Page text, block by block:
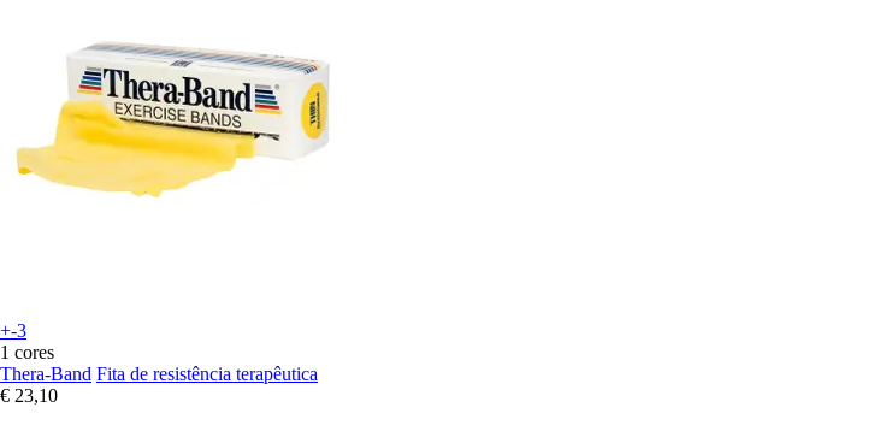
+-3
1 cores
Thera-Band Fita de resistência terapêutica
€ 23,10